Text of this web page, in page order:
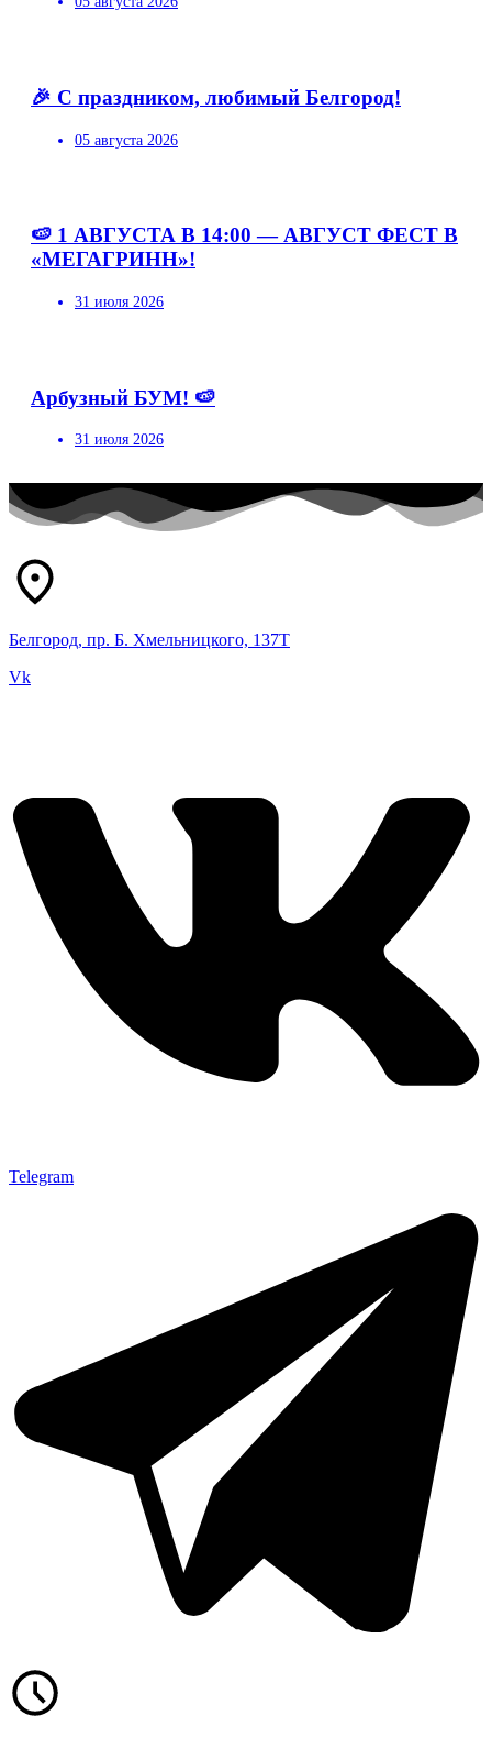
🎉 С праздником, любимый Белгород!
05 августа 2026
🍉 1 АВГУСТА В 14:00 — АВГУСТ ФЕСТ В
«МЕГАГРИНН»!
31 июля 2026
Арбузный БУМ! 🍉
31 июля 2026
Белгород, пр. Б. Хмельницкого, 137Т
Vk
Telegram